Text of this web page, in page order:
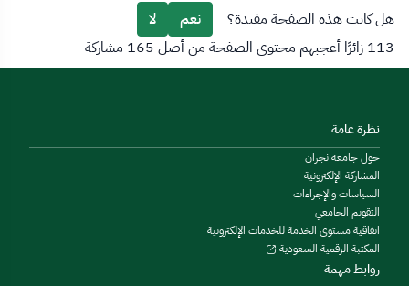
هل كانت هذه الصفحة مفيدة؟ نعم
لا
113 زائرًا أعجبهم محتوى الصفحة من أصل 165 مشاركة
نظرة عامة
حول جامعة نجران
المشاركة الإلكترونية
السياسات والإجراءات
التقويم الجامعي
اتفاقية مستوى الخدمة للخدمات الإلكترونية
المكتبة الرقمية السعودية
روابط مهمة